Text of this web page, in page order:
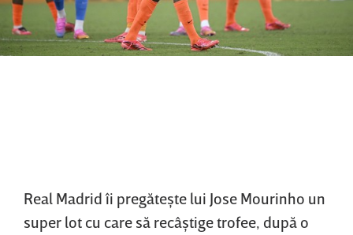
Real Madrid îi pregăteşte lui Jose Mourinho un
super lot cu care să recâştige trofee, după o